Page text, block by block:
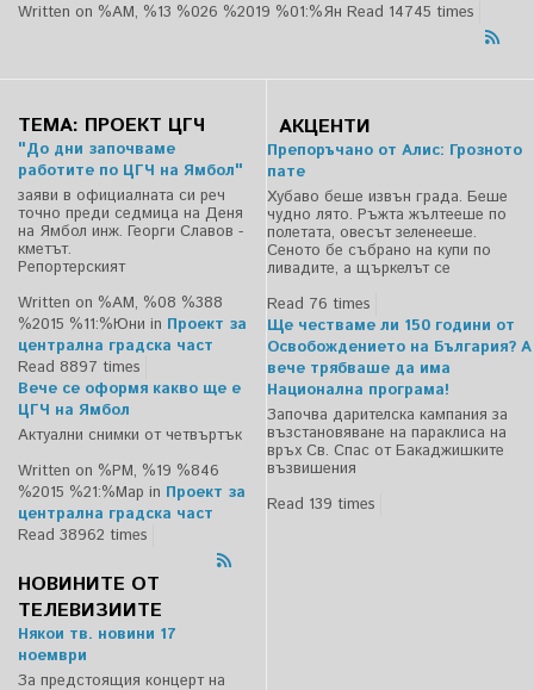
Written on %AM, %13 %026 %2019 %01:%Ян Read 14745 times
ТЕМА: ПРОЕКТ ЦГЧ
"До дни започваме
работите по ЦГЧ на Ямбол"
заяви в официалната си реч
точно преди седмица на Деня
на Ямбол инж. Георги Славов -
кметът.
Репортерският
Written on %AM, %08 %388
%2015 %11:%Юни in Проект за
централна градска част
Read 8897 times
Вече се оформя какво ще е
ЦГЧ на Ямбол
Актуални снимки от четвъртък
Written on %PM, %19 %846
%2015 %21:%Мар in Проект за
централна градска част
Read 38962 times
НОВИНИТЕ ОТ
ТЕЛЕВИЗИИТЕ
Някои тв. новини 17
ноември
За предстоящия концерт на
АКЦЕНТИ
Препоръчано от Алис: Грозното
пате
Хубаво беше извън града. Беше
чудно лято. Ръжта жълтееше по
полетата, овесът зеленееше.
Сеното бе събрано на купи по
ливадите, а щъркелът се
Read 76 times
Ще честваме ли 150 години от
Освобождението на България? А
вече трябваше да има
Национална програма!
Започва дарителска кампания за
възстановяване на параклиса на
връх Св. Спас от Бакаджишките
възвишения
Read 139 times